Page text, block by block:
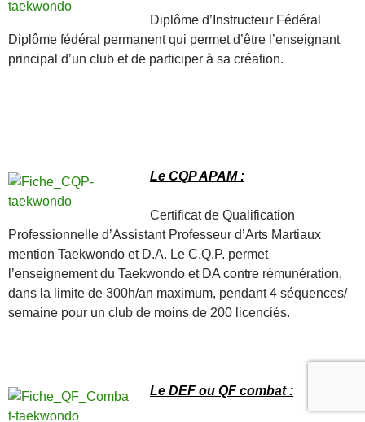
Diplôme d’Instructeur Fédéral
Diplôme fédéral permanent qui permet d’être l’enseignant
principal d’un club et de participer à sa création.
Le CQP APAM :
Certificat de Qualification
Professionnelle d’Assistant Professeur d’Arts Martiaux
mention Taekwondo et D.A. Le C.Q.P. permet
l’enseignement du Taekwondo et DA contre rémunération,
dans la limite de 300h/an maximum, pendant 4 séquences/
semaine pour un club de moins de 200 licenciés.
Le DEF ou QF combat :